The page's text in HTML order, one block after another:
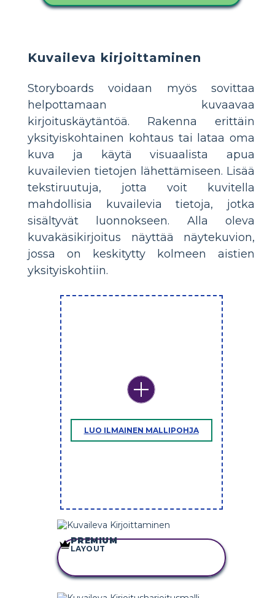
Kuvaileva kirjoittaminen
Storyboards voidaan myös sovittaa
helpottamaan kuvaavaa
kirjoituskäytäntöä. Rakenna erittäin
yksityiskohtainen kohtaus tai lataa oma
kuva ja käytä visuaalista apua
kuvailevien tietojen lähettämiseen. Lisää
tekstiruutuja, jotta voit kuvitella
mahdollisia kuvailevia tietoja, jotka
sisältyvät luonnokseen. Alla oleva
kuvakäsikirjoitus näyttää näytekuvion,
jossa on keskitytty kolmeen aistien
yksityiskohtiin.
LUO ILMAINEN MALLIPOHJA
KOPIOI TÄMÄ
PREMIUM
LAYOUT